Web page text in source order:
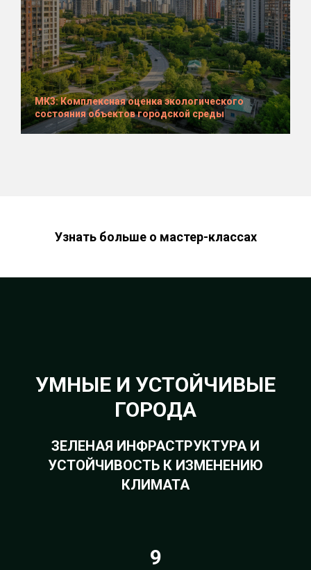
МК3: Комплексная оценка экологического
состояния объектов городской среды
Узнать больше о мастер-классах
УМНЫЕ И УСТОЙЧИВЫЕ
ГОРОДА
ЗЕЛЕНАЯ ИНФРАСТРУКТУРА И
УСТОЙЧИВОСТЬ К ИЗМЕНЕНИЮ
КЛИМАТА
9